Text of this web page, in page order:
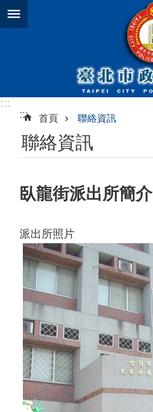
跳到主要內容區塊
:::
:::
首頁 聯絡資訊
聯絡資訊
臥龍街派出所簡介
派出所照片